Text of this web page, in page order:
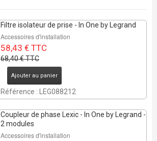
Filtre isolateur de prise - In One by Legrand
Accessoires d'installation
58,43 € TTC
68,40 € TTC
Ajouter au panier
Référence : LEG088212
Coupleur de phase Lexic - In One by Legrand -
2 modules
Accessoires d'installation